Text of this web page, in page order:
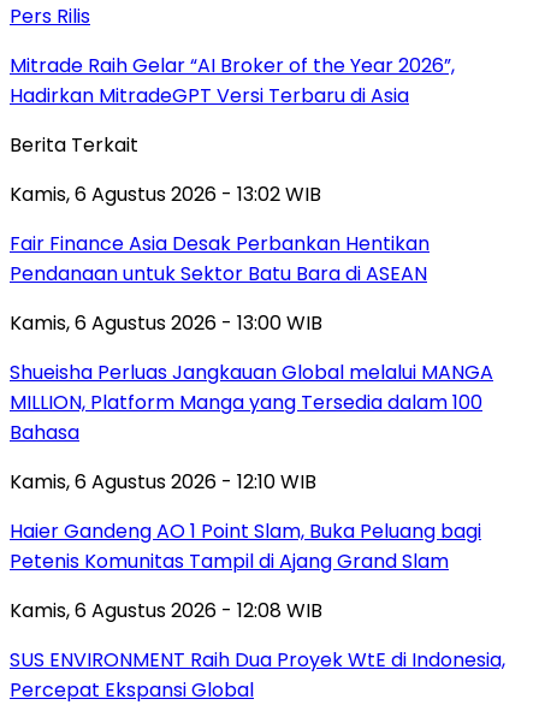
Pers Rilis
Mitrade Raih Gelar “AI Broker of the Year 2026”,
Hadirkan MitradeGPT Versi Terbaru di Asia
Berita Terkait
Kamis, 6 Agustus 2026 - 13:02 WIB
Fair Finance Asia Desak Perbankan Hentikan
Pendanaan untuk Sektor Batu Bara di ASEAN
Kamis, 6 Agustus 2026 - 13:00 WIB
Shueisha Perluas Jangkauan Global melalui MANGA
MILLION, Platform Manga yang Tersedia dalam 100
Bahasa
Kamis, 6 Agustus 2026 - 12:10 WIB
Haier Gandeng AO 1 Point Slam, Buka Peluang bagi
Petenis Komunitas Tampil di Ajang Grand Slam
Kamis, 6 Agustus 2026 - 12:08 WIB
SUS ENVIRONMENT Raih Dua Proyek WtE di Indonesia,
Percepat Ekspansi Global